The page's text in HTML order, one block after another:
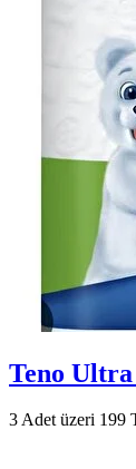
Teno Ultra
3 Adet üzeri 199